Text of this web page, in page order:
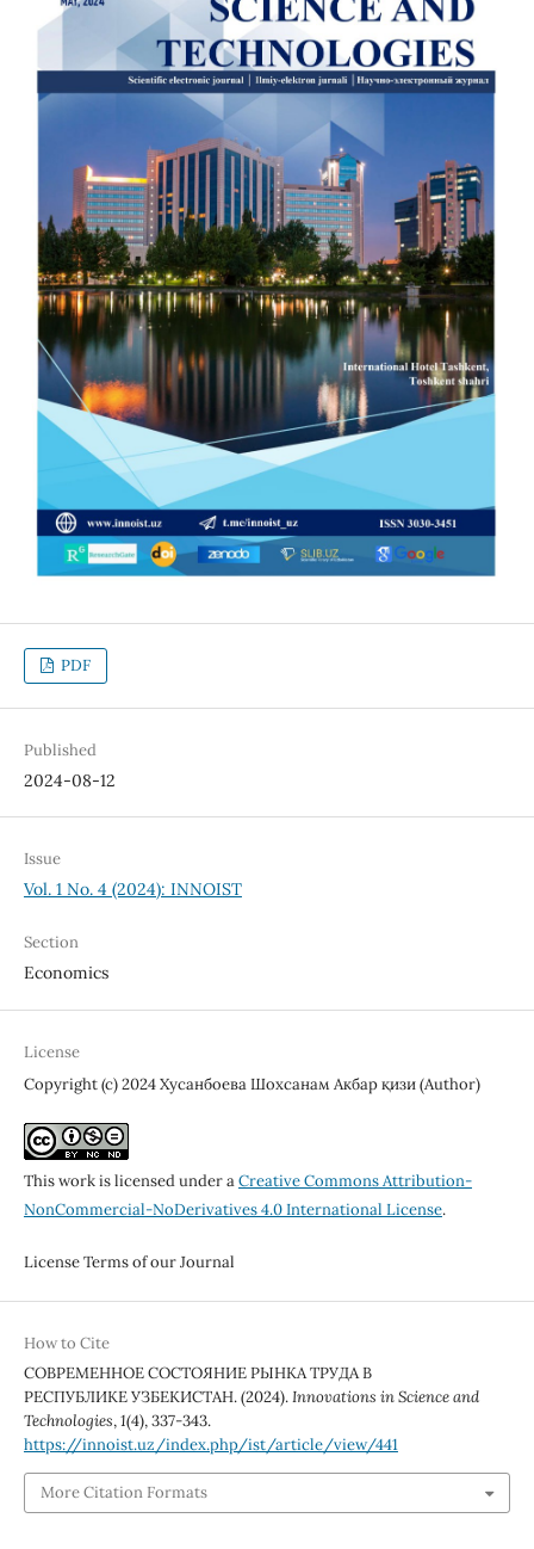
PDF
Published
2024-08-12
Issue
Vol. 1 No. 4 (2024): INNOIST
Section
Economics
License
Copyright (c) 2024 Хусанбоева Шохсанам Акбар қизи (Author)
This work is licensed under aCreative Commons Attribution-
NonCommercial-NoDerivatives 4.0 International License.
License Terms of our Journal
How to Cite
СОВРЕМЕННОЕ СОСТОЯНИЕ РЫНКА ТРУДА В
РЕСПУБЛИКЕ УЗБЕКИСТАН. (2024).Innovations in Science and
Technologies,1(4), 337-343.
https://innoist.uz/index.php/ist/article/view/441
More Citation Formats